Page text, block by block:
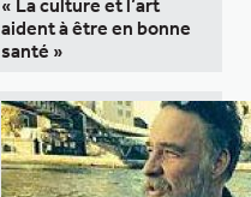
« La culture et l’art
aident à être en bonne
santé »